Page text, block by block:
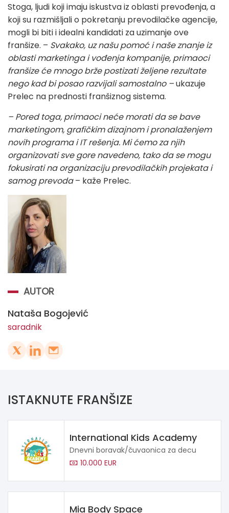
Stoga, ljudi koji imaju iskustva iz oblasti prevođenja, a
koji su razmišljali o pokretanju prevodilačke agencije,
mogli bi biti i idealni kandidati za uzimanje ove
franšize. – Svakako, uz našu pomoć i naše znanje iz
oblasti marketinga i vođenja kompanije, primaoci
franšize će mnogo brže postizati željene rezultate
nego kad bi posao razvijali samostalno –ukazuje
Prelec na prednosti franšiznog sistema.
– Pored toga, primaoci neće morati da se bave
marketingom, grafičkim dizajnom i pronalaženjem
novih programa i IT rešenja. Mi ćemo za njih
organizovati sve gore navedeno, tako da se mogu
fokusirati na organizaciju prevodilačkih projekata i
samog prevoda– kaže Prelec.
AUTOR
Nataša Bogojević
saradnik
ISTAKNUTE FRANŠIZE
International Kids Academy
Dnevni boravak/čuvaonica za decu
10.000 EUR
Mia Body Space